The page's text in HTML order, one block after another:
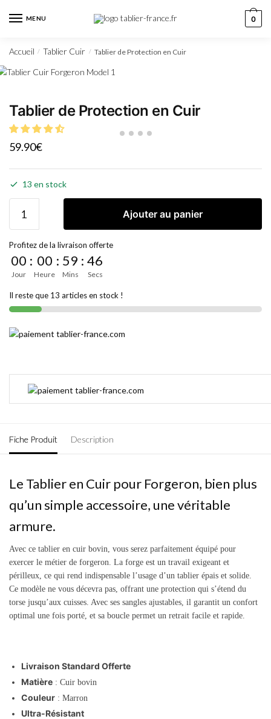
MENU 0
Accueil / Tablier Cuir / Tablier de Protection en Cuir
Tablier de Protection en Cuir
59.90€
13 en stock
Ajouter au panier
Profitez de la livraison offerte
00
Jour
: 00
Heure
: 59
Mins
: 46
Secs
Il reste que 13 articles en stock !
Fiche Produit Description
Le Tablier en Cuir pour Forgeron, bien plus
qu’un simple accessoire, une véritable
armure.
Avec ce tablier en cuir bovin, vous serez parfaitement équipé pour
exercer le métier de forgeron. La forge est un travail exigeant et
périlleux, ce qui rend indispensable l’usage d’un tablier épais et solide.
Ce modèle ne vous décevra pas, offrant une protection qui s’étend du
torse jusqu’aux cuisses. Avec ses sangles ajustables, il garantit un confort
optimal une fois porté, et sa boucle permet un retrait facile et rapide.
Livraison Standard Offerte
Matière : Cuir bovin
Couleur : Marron
Ultra-Résistant